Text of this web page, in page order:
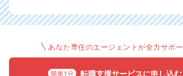
あなた専任のエージェントが全力サポー
簡単1分 転職支援サービスに申し込む